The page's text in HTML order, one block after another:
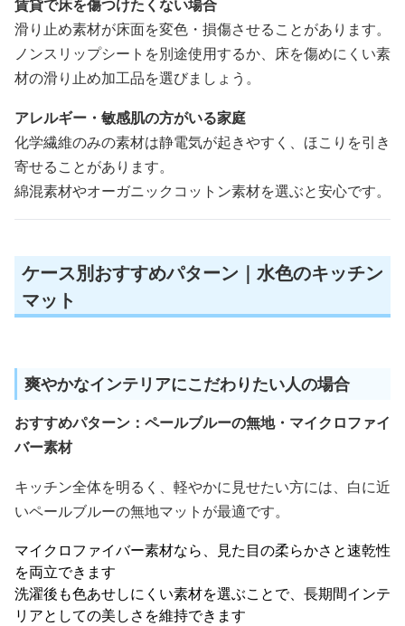
賃貸で床を傷つけたくない場合
滑り止め素材が床面を変色・損傷させることがあります。
ノンスリップシートを別途使用するか、床を傷めにくい素
材の滑り止め加工品を選びましょう。
アレルギー・敏感肌の方がいる家庭
化学繊維のみの素材は静電気が起きやすく、ほこりを引き
寄せることがあります。
綿混素材やオーガニックコットン素材を選ぶと安心です。
ケース別おすすめパターン｜水色のキッチン
マット
爽やかなインテリアにこだわりたい人の場合
おすすめパターン：ペールブルーの無地・マイクロファイ
バー素材
キッチン全体を明るく、軽やかに見せたい方には、白に近
いペールブルーの無地マットが最適です。
マイクロファイバー素材なら、見た目の柔らかさと速乾性
を両立できます
洗濯後も色あせしにくい素材を選ぶことで、長期間インテ
リアとしての美しさを維持できます